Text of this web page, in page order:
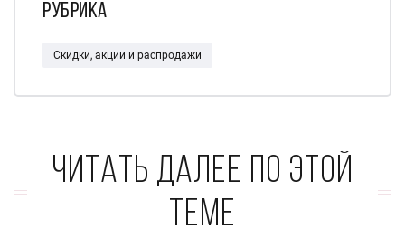
Рубрика
Скидки, акции и распродажи
Читать далее по этой
теме